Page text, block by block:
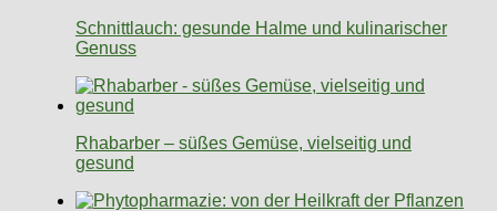
Schnittlauch: gesunde Halme und kulinarischer
Genuss
Rhabarber – süßes Gemüse, vielseitig und
gesund